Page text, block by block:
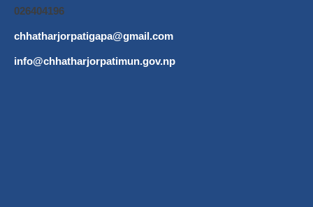
026404196
chhatharjorpatigapa@gmail.com
info@chhatharjorpatimun.gov.np